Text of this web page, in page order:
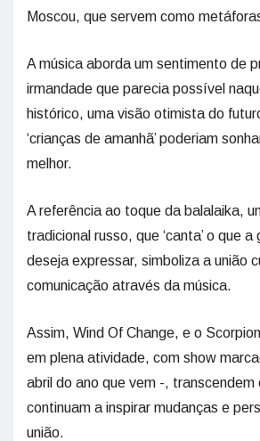
Moscou, que servem como
A música aborda um sentimento de
irmandade que parecia possível
histórico, uma visão otimista do
‘crianças de amanhã’ poderiam
melhor.
A referência ao toque da balalaika,
tradicional russo, que ‘canta’ o que
deseja expressar, simboliza a união
comunicação através da música.
Assim, Wind Of Change, e o
em plena atividade, com show
abril do ano que vem -, transcendem
continuam a inspirar mudanças e
união.